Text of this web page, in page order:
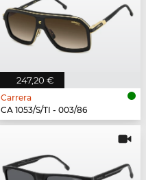
247,20 €
Carrera
CA 1053/S/TI - 003/86